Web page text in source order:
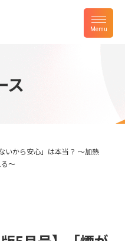
ス
いから安心」は本当？ ～加熱
～